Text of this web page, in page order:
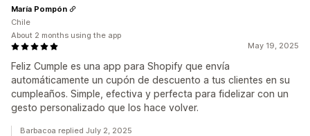
May 19, 2025
Feliz Cumple es una app para Shopify que envía
automáticamente un cupón de descuento a tus clientes en su
cumpleaños. Simple, efectiva y perfecta para fidelizar con un
gesto personalizado que los hace volver.
María Pompón
Chile
About 2 months using the app
Barbacoa replied July 2, 2025